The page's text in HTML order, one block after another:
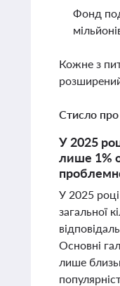
Фонд
Кожне з
Стисло
У 2025
лише 1%
У 2025
загальної
Основні
лише